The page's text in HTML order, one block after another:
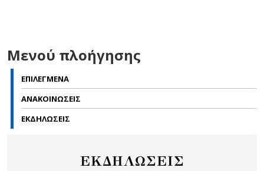
Μενού πλοήγησης
ΕΠΙΛΕΓΜΕΝΑ
ΑΝΑΚΟΙΝΩΣΕΙΣ
ΕΚΔΗΛΩΣΕΙΣ
ΕΚΔΗΛΩΣΕΙΣ